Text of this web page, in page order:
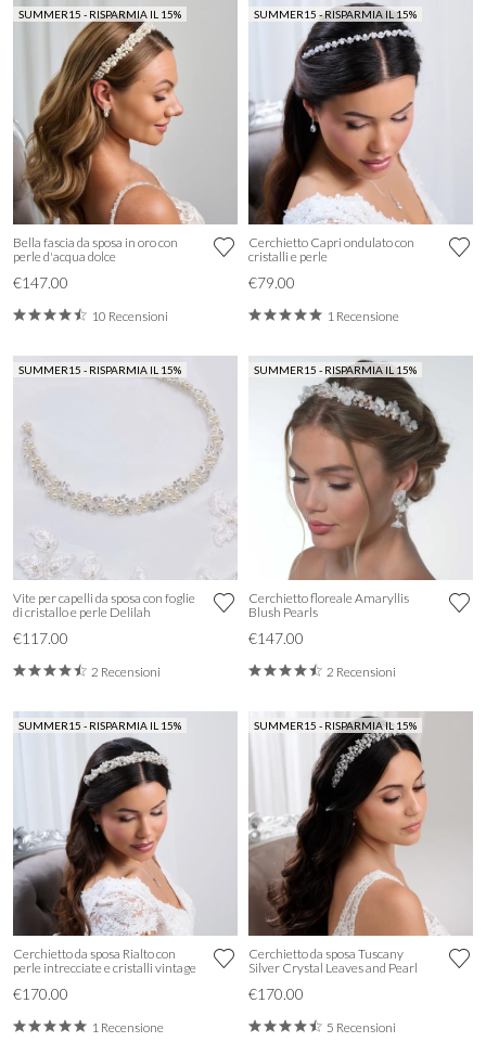
SUMMER15 - RISPARMIA IL 15%
Bella fascia da sposa in oro con
perle d'acqua dolce
€147.00
10 Recensioni
SUMMER15 - RISPARMIA IL 15%
Cerchietto Capri ondulato con
cristalli e perle
€79.00
1 Recensione
SUMMER15 - RISPARMIA IL 15%
Vite per capelli da sposa con foglie
di cristallo e perle Delilah
€117.00
2 Recensioni
SUMMER15 - RISPARMIA IL 15%
Cerchietto floreale Amaryllis
Blush Pearls
€147.00
2 Recensioni
SUMMER15 - RISPARMIA IL 15%
Cerchietto da sposa Rialto con
perle intrecciate e cristalli vintage
€170.00
1 Recensione
SUMMER15 - RISPARMIA IL 15%
Cerchietto da sposa Tuscany
Silver Crystal Leaves and Pearl
€170.00
5 Recensioni